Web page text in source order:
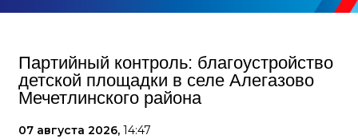
Партийный контроль: благоустройство
детской площадки в селе Алегазово
Мечетлинского района
07 августа 2026, 14:47